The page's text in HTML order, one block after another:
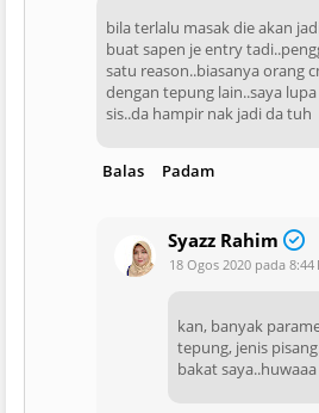
bila terlalu masak die akan
buat sapen je entry
satu reason..biasanya orang
dengan tepung lain..saya
sis..da hampir nak jadi da tuh
Balas Padam
Syazz Rahim
18 Ogos 2020 pada 8:44
kan, banyak
tepung, jenis
bakat